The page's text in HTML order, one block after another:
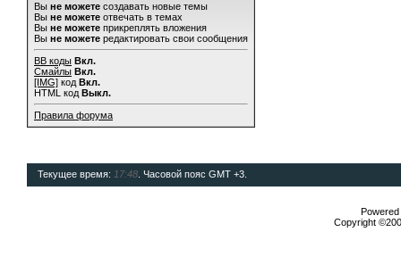
Вы не можете создавать новые темы
Вы не можете отвечать в темах
Вы не можете прикреплять вложения
Вы не можете редактировать свои сообщения
BB коды Вкл.
Смайлы Вкл.
[IMG] код Вкл.
HTML код Выкл.
Правила форума
Текущее время: 17:48 . Часовой пояс GMT +3.
Copyright